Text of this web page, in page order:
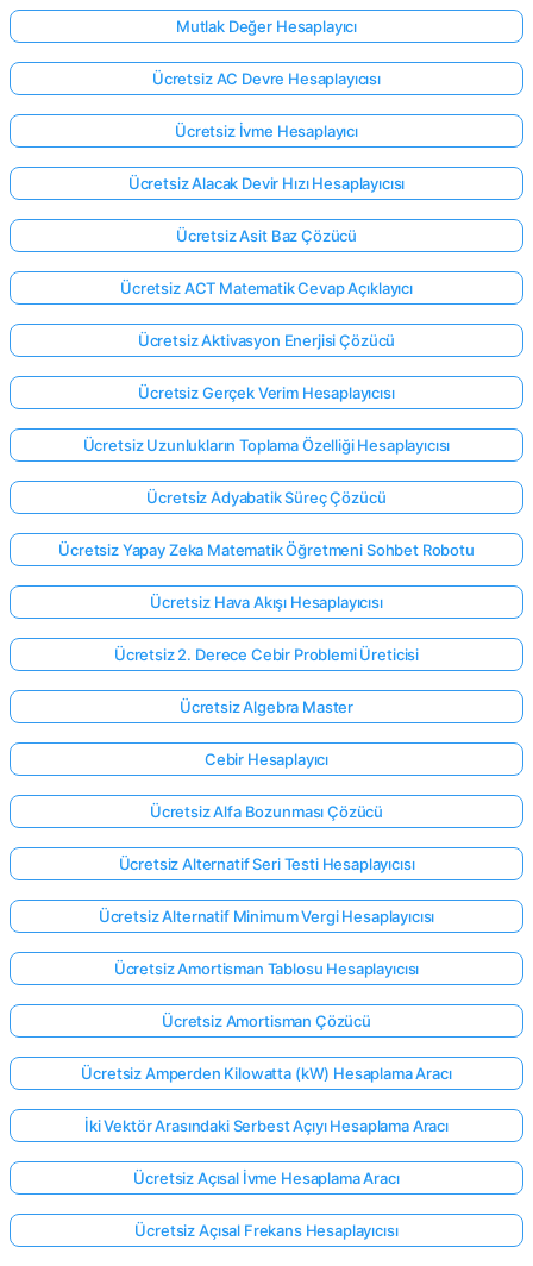
Mutlak Değer Hesaplayıcı
Ücretsiz AC Devre Hesaplayıcısı
Ücretsiz İvme Hesaplayıcı
Ücretsiz Alacak Devir Hızı Hesaplayıcısı
Ücretsiz Asit Baz Çözücü
Ücretsiz ACT Matematik Cevap Açıklayıcı
Ücretsiz Aktivasyon Enerjisi Çözücü
Ücretsiz Gerçek Verim Hesaplayıcısı
Ücretsiz Uzunlukların Toplama Özelliği Hesaplayıcısı
Ücretsiz Adyabatik Süreç Çözücü
Ücretsiz Yapay Zeka Matematik Öğretmeni Sohbet Robotu
Ücretsiz Hava Akışı Hesaplayıcısı
Ücretsiz 2. Derece Cebir Problemi Üreticisi
Ücretsiz Algebra Master
Cebir Hesaplayıcı
Ücretsiz Alfa Bozunması Çözücü
Ücretsiz Alternatif Seri Testi Hesaplayıcısı
Ücretsiz Alternatif Minimum Vergi Hesaplayıcısı
Ücretsiz Amortisman Tablosu Hesaplayıcısı
Ücretsiz Amortisman Çözücü
Ücretsiz Amperden Kilowatta (kW) Hesaplama Aracı
İki Vektör Arasındaki Serbest Açıyı Hesaplama Aracı
Ücretsiz Açısal İvme Hesaplama Aracı
Ücretsiz Açısal Frekans Hesaplayıcısı